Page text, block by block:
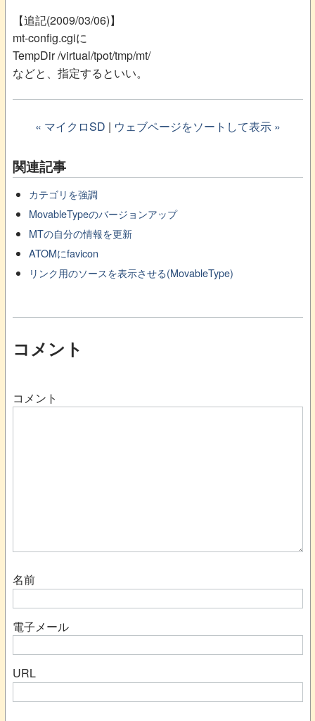
【追記(2009/03/06)】
mt-config.cgiに
TempDir /virtual/tpot/tmp/mt/
などと、指定するといい。
« マイクロSD | ウェブページをソートして表示 »
関連記事
カテゴリを強調
MovableTypeのバージョンアップ
MTの自分の情報を更新
ATOMにfavicon
リンク用のソースを表示させる(MovableType)
コメント
コメント
名前
電子メール
URL